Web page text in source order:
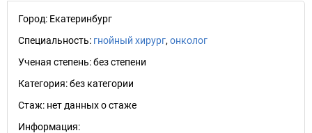
Город: Екатеринбург
Специальность: гнойный хирург, онколог
Ученая степень:без степени
Категория:без категории
Стаж: нет данных о стаже
Информация: